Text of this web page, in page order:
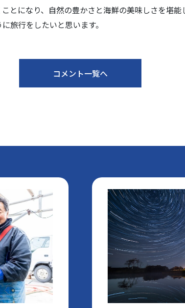
とになり、自然の豊かさと海鮮の美味しさを堪
旅行をしたいと思います。
コメント一覧へ